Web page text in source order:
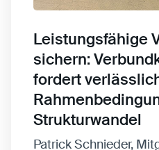
Leistungsfähige
sichern:
fordert
Strukturwandel
Patrick Schnieder,
Mit Ihrer Zustimmung
externen Medien.
Anbieter: Vimeo Inc.
Zweck:Verwendung
entsperren.